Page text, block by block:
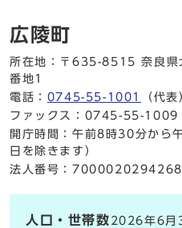
広陵町
所在地：〒635-8515 奈良県
番地1
電話： 0745-55-1001
（代表
ファックス：0745-55-1009
開庁時間：午前8時30分から
日を除きます）
法人番号：7000020294268
人口・世帯数 2026年6月